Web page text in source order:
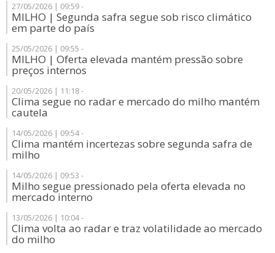
27/05/2026 | 09:59 -
MILHO | Segunda safra segue sob risco climático
em parte do país
25/05/2026 | 09:55 -
MILHO | Oferta elevada mantém pressão sobre
preços internos
20/05/2026 | 11:18 -
Clima segue no radar e mercado do milho mantém
cautela
14/05/2026 | 09:54 -
Clima mantém incertezas sobre segunda safra de
milho
14/05/2026 | 09:53 -
Milho segue pressionado pela oferta elevada no
mercado interno
13/05/2026 | 10:04 -
Clima volta ao radar e traz volatilidade ao mercado
do milho